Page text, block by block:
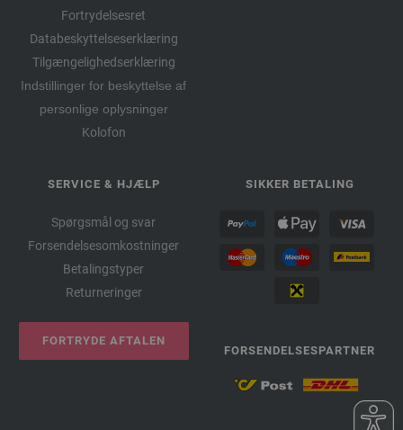
Fortrydelsesret
Databeskyttelseserklæring
Tilgængelighedserklæring
Indstillinger for beskyttelse af
personlige oplysninger
Kolofon
SERVICE & HJÆLP
Spørgsmål og svar
Forsendelsesomkostninger
Betalingstyper
Returneringer
FORTRYDE AFTALEN
SIKKER BETALING
FORSENDELSESPARTNER